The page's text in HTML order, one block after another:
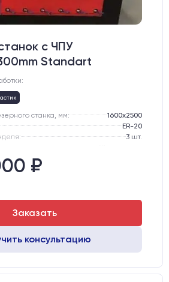
с ЧПУ
Standart
станка, мм:
1600х2500
ER-20
3 шт.
₽
Заказать
консультацию